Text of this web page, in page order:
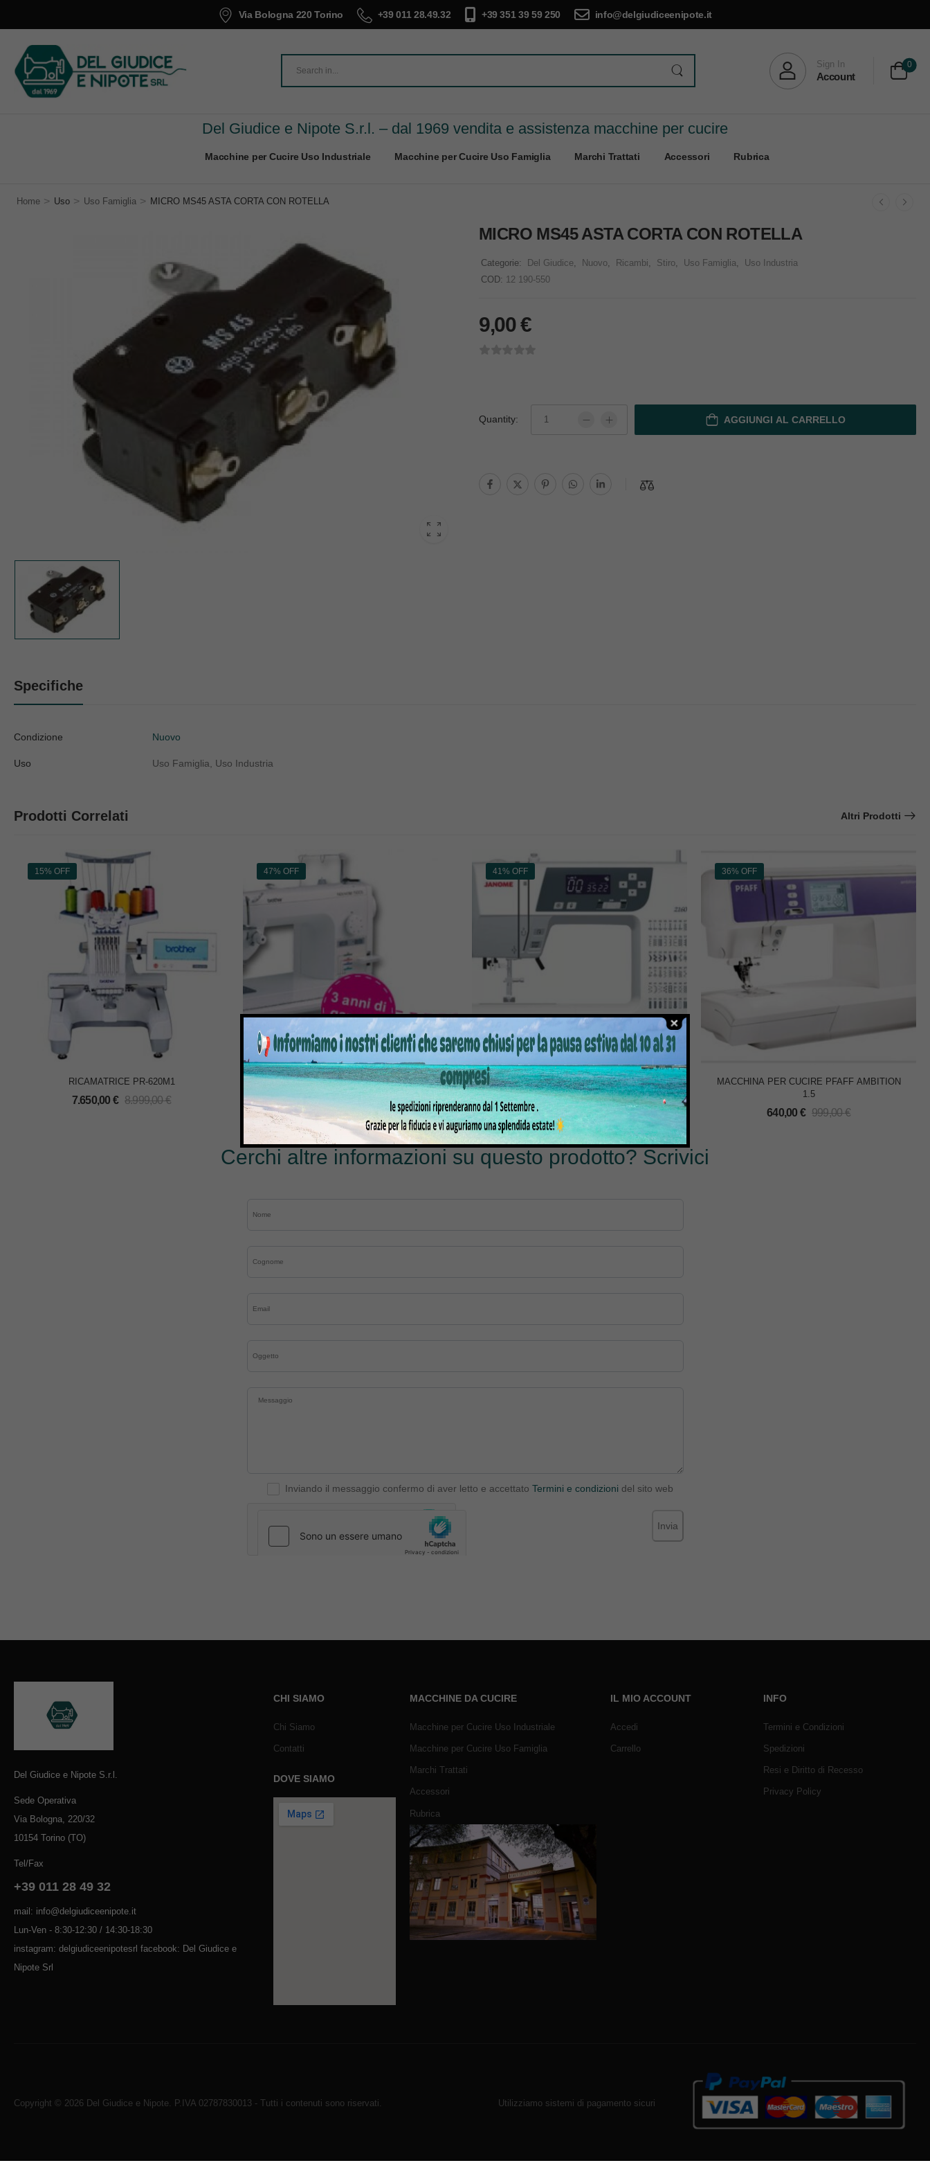
Via Bologna 220 Torino +39 011 28.49.32 +39 351 39 59 250 info@delgiudiceenipote.it
Sign In
Account
0
Del Giudice e Nipote S.r.l. – dal 1969 vendita e assistenza macchine per cucire
Macchine per Cucire Uso Industriale Macchine per Cucire Uso Famiglia Marchi Trattati Accessori Rubrica
Home > Uso > Uso Famiglia > MICRO MS45 ASTA CORTA CON ROTELLA
MICRO MS45 ASTA CORTA CON ROTELLA
Categorie: Del Giudice Nuovo Ricambi Stiro Uso Famiglia
Uso Industria
COD: 12 190-550
9,00€
Quantity: AGGIUNGI AL CARRELLO
Specifiche
Condizione Nuovo
Uso Uso Famiglia, Uso Industria
Prodotti Correlati Altri Prodotti
15% OFF
RICAMATRICE PR-620M1
7.650,00 € 8.999,00€
47% OFF
MACCHINA PER CUCIRE BROTHER PQ-
1500S
799,00 € 1.499,00€
41% OFF
MACCHINA PER CUCIRE JANOME 2160 DC
399,00€ 679,00€
36% OFF
MACCHINA PER CUCIRE PFAFF AMBITION
1.5
640,00 € 999,00€
Cerchi altre informazioni su questo prodotto? Scrivici
Inviando il messaggio confermo di aver letto e accettato Termini e condizioni del sito web
Invia
Del Giudice e Nipote S.r.l.
Sede Operativa
Via Bologna, 220/32
10154 Torino (TO)
Tel/Fax
+39 011 28 49 32
mail: info@delgiudiceenipote.it
Lun-Ven - 8:30-12:30 / 14:30-18:30
instagram: delgiudiceenipotesrl facebook: Del Giudice e
Nipote Srl
CHI SIAMO
Chi Siamo
Contatti
DOVE SIAMO
MACCHINE DA CUCIRE
Macchine per Cucire Uso Industriale
Macchine per Cucire Uso Famiglia
Marchi Trattati
Accessori
Rubrica
IL MIO ACCOUNT
Accedi
Carrello
INFO
Termini e Condizioni
Spedizioni
Resi e Diritto di Recesso
Privacy Policy
Copyright © 2026 Del Giudice e Nipote. P.IVA 02787830013 - Tutti i contenuti sono riservati. Utilizziamo sistemi di pagamento sicuri